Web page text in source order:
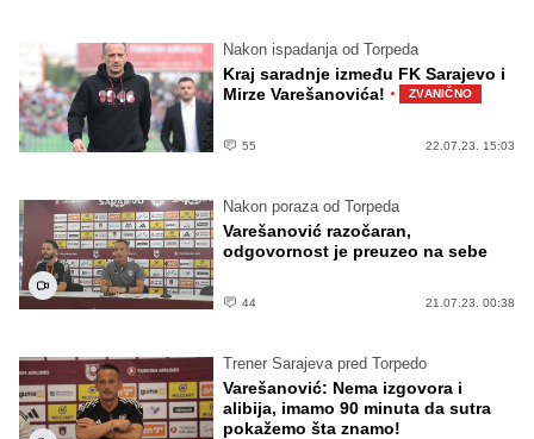
Nakon ispadanja od Torpeda
Kraj saradnje između FK Sarajevo i
Mirze Varešanovića! · ZVANIČNO
55 22.07.23. 15:03
Nakon poraza od Torpeda
Varešanović razočaran,
odgovornost je preuzeo na sebe
44 21.07.23. 00:38
Trener Sarajeva pred Torpedo
Varešanović: Nema izgovora i
alibija, imamo 90 minuta da sutra
pokažemo šta znamo!